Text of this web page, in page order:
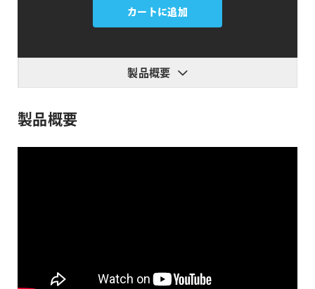
カートに追加
製品概要
製品概要